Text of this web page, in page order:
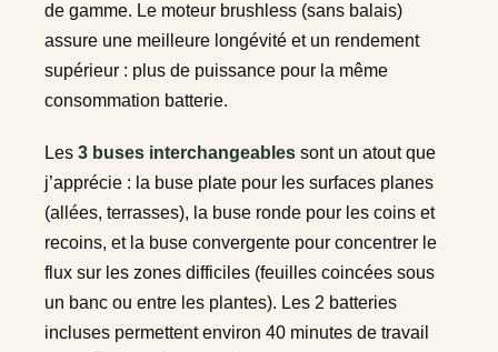
de gamme. Le moteur brushless (sans balais)
assure une meilleure longévité et un rendement
supérieur : plus de puissance pour la même
consommation batterie.
Les 3 buses interchangeables sont un atout que
j’apprécie : la buse plate pour les surfaces planes
(allées, terrasses), la buse ronde pour les coins et
recoins, et la buse convergente pour concentrer le
flux sur les zones difficiles (feuilles coincées sous
un banc ou entre les plantes). Les 2 batteries
incluses permettent environ 40 minutes de travail